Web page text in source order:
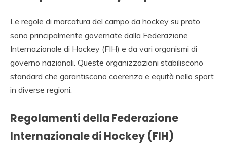
Le regole di marcatura del campo da hockey su prato
sono principalmente governate dalla Federazione
Internazionale di Hockey (FIH) e da vari organismi di
governo nazionali. Queste organizzazioni stabiliscono
standard che garantiscono coerenza e equità nello sport
in diverse regioni.
Regolamenti della Federazione
Internazionale di Hockey (FIH)